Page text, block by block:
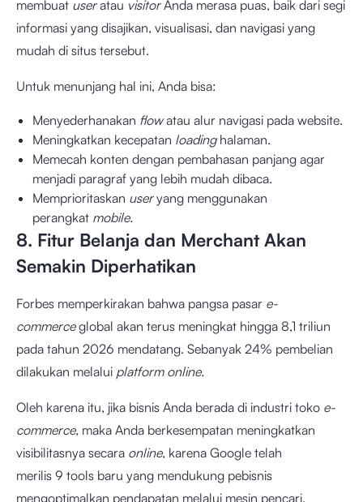
membuat useratau visitorAnda merasa puas, baik dari segi
informasi yang disajikan, visualisasi, dan navigasi yang
mudah di situs tersebut.
Untuk menunjang hal ini, Anda bisa:
Menyederhanakan flowatau alur navigasi pada website.
Meningkatkan kecepatan loadinghalaman.
Memecah konten dengan pembahasan panjang agar
menjadi paragraf yang lebih mudah dibaca.
Memprioritaskan useryang menggunakan
perangkat mobile.
8. Fitur Belanja dan Merchant Akan
Semakin Diperhatikan
Forbes memperkirakan bahwa pangsa pasar e-
commerceglobal akan terus meningkat hingga 8,1 triliun
pada tahun 2026 mendatang. Sebanyak 24% pembelian
dilakukan melalui platform online.
Oleh karena itu, jika bisnis Anda berada di industri toko e-
commerce, maka Anda berkesempatan meningkatkan
visibilitasnya secara online, karena Google telah
merilis 9 tools baru yang mendukung pebisnis
mengoptimalkan pendapatan melalui mesin pencari.